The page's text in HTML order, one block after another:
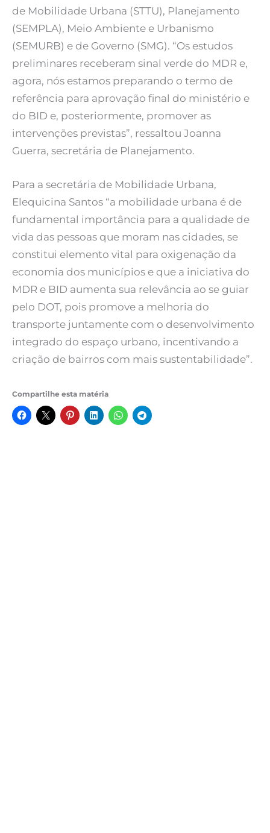
de Mobilidade Urbana (STTU), Planejamento
(SEMPLA), Meio Ambiente e Urbanismo
(SEMURB) e de Governo (SMG). “Os estudos
preliminares receberam sinal verde do MDR e,
agora, nós estamos preparando o termo de
referência para aprovação final do ministério e
do BID e, posteriormente, promover as
intervenções previstas”, ressaltou Joanna
Guerra, secretária de Planejamento.
Para a secretária de Mobilidade Urbana,
Elequicina Santos “a mobilidade urbana é de
fundamental importância para a qualidade de
vida das pessoas que moram nas cidades, se
constitui elemento vital para oxigenação da
economia dos municípios e que a iniciativa do
MDR e BID aumenta sua relevância ao se guiar
pelo DOT, pois promove a melhoria do
transporte juntamente com o desenvolvimento
integrado do espaço urbano, incentivando a
criação de bairros com mais sustentabilidade”.
Compartilhe esta matéria